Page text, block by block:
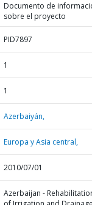
Documento de
sobre el proyecto
PID7897
1
1
Azerbaiyán,
Europa y Asia central,
2010/07/01
Azerbaijan -